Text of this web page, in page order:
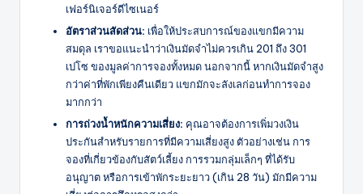
เฟอร์นิเจอร์ดีไซเนอร์
อัตราส่วนสัดส่วน: เพื่อให้ประสบการณ์ของแขกมีความ
สมดุล เราขอแนะนำว่าเงินมัดจำไม่ควรเกิน 201 ถึง 301
เปโซ ของมูลค่าการจองทั้งหมด นอกจากนี้ หากเงินมัดจำสูง
กว่าค่าที่พักเพียงคืนเดียว แขกมักจะลังเลก่อนทำการจอง
มากกว่า
การถ่วงน้ำหนักความเสี่ยง: คุณอาจต้องการเพิ่มวงเงิน
ประกันสำหรับรายการที่มีความเสี่ยงสูง ตัวอย่างเช่น การ
จองที่เกี่ยวข้องกับสัตว์เลี้ยง การรวมกลุ่มเล็กๆ ที่ได้รับ
อนุญาต หรือการเข้าพักระยะยาว (เกิน 28 วัน) มักมีความ